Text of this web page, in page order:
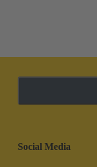
Social Media